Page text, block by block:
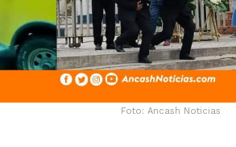
Foto: Ancash Noticias